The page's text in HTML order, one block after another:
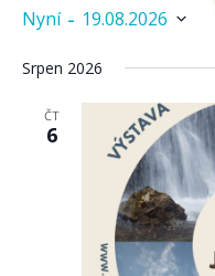
Akce
Nyní - 19.08.2026
datum.
Srpen 2026
ČT
6